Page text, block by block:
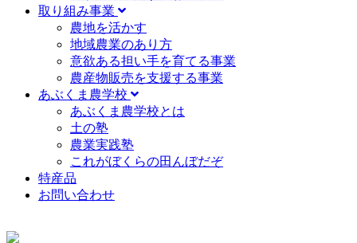
取り組み事業
農地を活かす
地域農業のあり方
意欲ある担い手を育てる事業
農産物販売を支援する事業
あぶくま農学校
あぶくま農学校とは
土の塾
農業実践塾
これがぼくらの田んぼだぞ
特産品
お問い合わせ